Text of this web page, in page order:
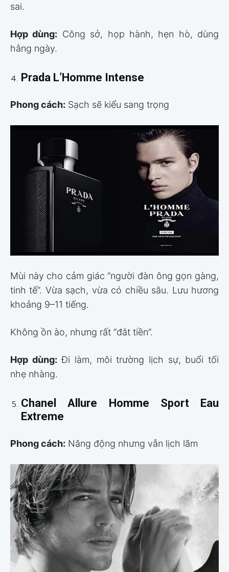
sai.
Hợp dùng: Công sở, họp hành, hẹn hò, dùng
hằng ngày.
Prada L’Homme Intense
Phong cách: Sạch sẽ kiểu sang trọng
Mùi này cho cảm giác “người đàn ông gọn gàng,
tinh tế”. Vừa sạch, vừa có chiều sâu. Lưu hương
khoảng 9–11 tiếng.
Không ồn ào, nhưng rất “đắt tiền”.
Hợp dùng: Đi làm, môi trường lịch sự, buổi tối
nhẹ nhàng.
Chanel Allure Homme Sport Eau
Extreme
Phong cách: Năng động nhưng vẫn lịch lãm